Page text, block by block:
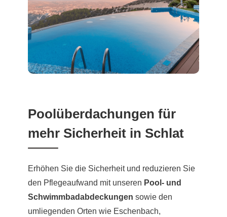
Poolüberdachungen für
mehr Sicherheit in Schlat
Erhöhen Sie die Sicherheit und reduzieren Sie
den Pflegeaufwand mit unseren Pool- und
Schwimmbadabdeckungen sowie den
umliegenden Orten wie Eschenbach,